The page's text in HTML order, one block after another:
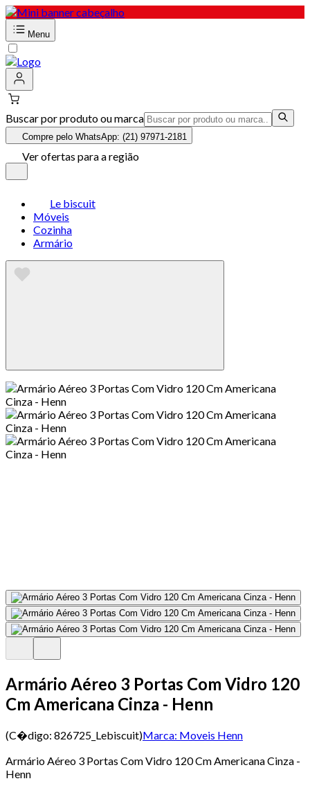
Menu
Buscar por produto ou marca
Compre pelo WhatsApp: (21) 97971-2181
Ver ofertas para a região
Le biscuit
Móveis
Cozinha
Armário
Armário Aéreo 3 Portas Com Vidro 120
Cm Americana Cinza - Henn
(C�digo: 826725_Lebiscuit)Marca: Moveis Henn
Armário Aéreo 3 Portas Com Vidro 120 Cm Americana Cinza -
Henn